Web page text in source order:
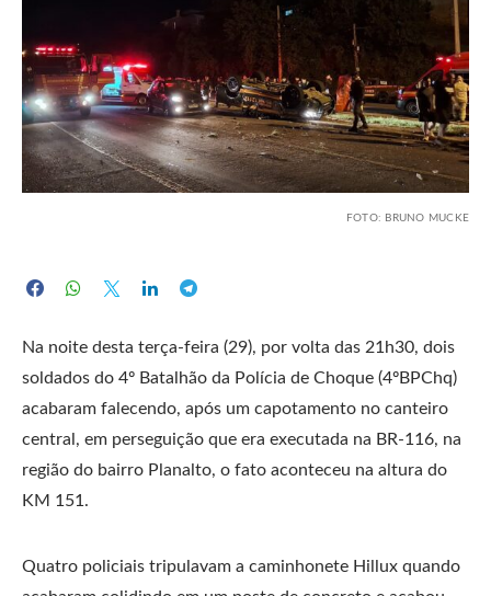
FOTO: BRUNO MUCKE
Na noite desta terça-feira (29), por volta das 21h30, dois
soldados do 4º Batalhão da Polícia de Choque (4ºBPChq)
acabaram falecendo, após um capotamento no canteiro
central, em perseguição que era executada na BR-116, na
região do bairro Planalto, o fato aconteceu na altura do
KM 151.
Quatro policiais tripulavam a caminhonete Hillux quando